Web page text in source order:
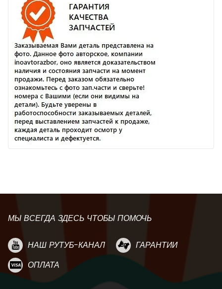
МЫ ВСЕГДА ЗДЕСЬ ЧТОБЫ ПОМОЧЬ
НАШ РУТУБ-КАНАЛ
ГАРАНТИИ
ОПЛАТА